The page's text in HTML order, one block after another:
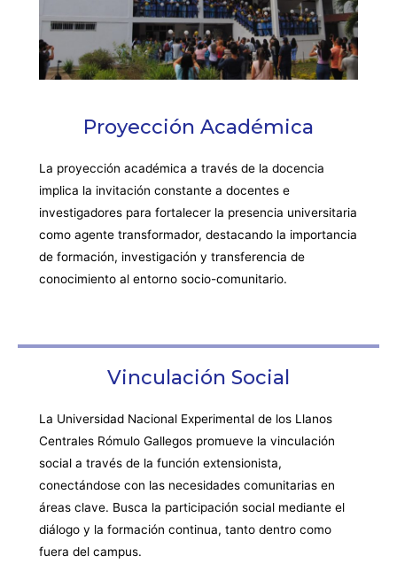
Proyección Académica
La proyección académica a través de la docencia
implica la invitación constante a docentes e
investigadores para fortalecer la presencia universitaria
como agente transformador, destacando la importancia
de formación, investigación y transferencia de
conocimiento al entorno socio-comunitario.
Vinculación Social
La Universidad Nacional Experimental de los Llanos
Centrales Rómulo Gallegos promueve la vinculación
social a través de la función extensionista,
conectándose con las necesidades comunitarias en
áreas clave. Busca la participación social mediante el
diálogo y la formación continua, tanto dentro como
fuera del campus.